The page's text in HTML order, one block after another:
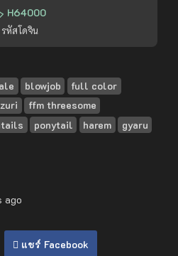
H64000
รหัสโดจิน
blowjob
full color
ffm threesome
ponytail harem
gyaru
ago
แชร์ Facebook